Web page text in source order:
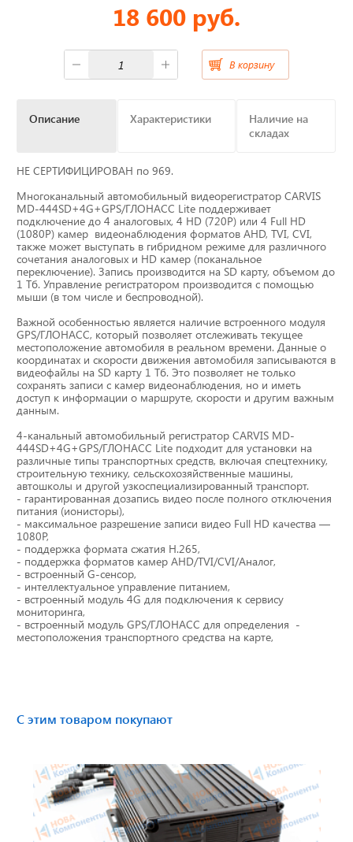
Распродажа
Видеонаблюдение на транспорте
Блоки СКЗИ (НКМ)
Тахографы
GPS/GSM Антенны
Автоклимат
Картриджи для принтеров этикеток
Короба для тахографов
Переходники, оси датчиков скорости
Спидометры
Бумага для тахографа
Провод,Жгуты
Разъемы, контакты
18 600 руб.
В корзину
Описание Характеристики
Наличие на
складах
НЕ СЕРТИФИЦИРОВАН по 969.
Многоканальный автомобильный видеорегистратор CARVIS
MD-444SD+4G+GPS/ГЛОНАСС Lite поддерживает
подключение до 4 аналоговых, 4 HD (720P) или 4 Full HD
(1080P) камер видеонаблюдения форматов AHD, TVI, CVI,
также может выступать в гибридном режиме для различного
сочетания аналоговых и HD камер (поканальное
переключение). Запись производится на SD карту, объемом до
1 Тб. Управление регистратором производится с помощью
мыши (в том числе и беспроводной).
Важной особенностью является наличие встроенного модуля
GPS/ГЛОНАСС, который позволяет отслеживать текущее
местоположение автомобиля в реальном времени. Данные о
координатах и скорости движения автомобиля записываются в
видеофайлы на SD карту 1 Тб. Это позволяет не только
сохранять записи с камер видеонаблюдения, но и иметь
доступ к информации о маршруте, скорости и другим важным
данным.
4-канальный автомобильный регистратор CARVIS MD-
444SD+4G+GPS/ГЛОНАСС Lite подходит для установки на
различные типы транспортных средств, включая спецтехнику,
строительную технику, сельскохозяйственные машины,
автошколы и другой узкоспециализированный транспорт.
- гарантированная дозапись видео после полного отключения
питания (ионисторы),
- максимальное разрешение записи видео Full HD качества —
1080P,
- поддержка формата сжатия H.265,
- поддержка форматов камер AHD/TVI/CVI/Аналог,
- встроенный G-сенсор,
- интеллектуальное управление питанием,
- встроенный модуль 4G для подключения к сервису
мониторинга,
- встроенный модуль GPS/ГЛОНАСС для определения -
местоположения транспортного средства на карте,
С этим товаром покупают